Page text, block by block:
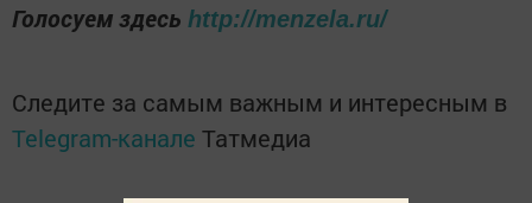
Голосуем здесь http://menzela.ru/
Следите за самым важным и интересным в
Telegram-канале Татмедиа